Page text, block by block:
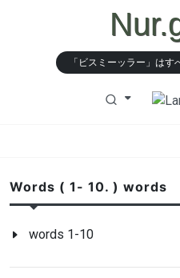
「ビスミーッラー」は
Words ( 1- 10. ) words
words 1-10